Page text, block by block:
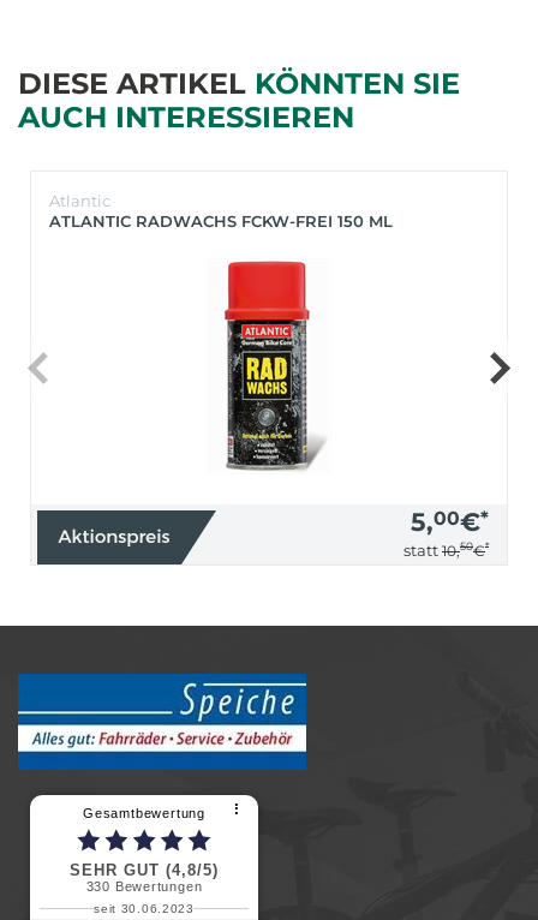
DIESE ARTIKEL KÖNNTEN SIE
AUCH INTERESSIEREN
Atlantic
ATLANTIC RADWACHS FCKW-FREI 150 ML
5,00€*
statt 10,50€*
Gesamtbewertung ⠇
SEHR GUT (4,8/5)
330 Bewertungen
seit 30.06.2023